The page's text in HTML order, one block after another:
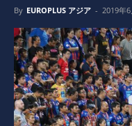
By EUROPLUS アジア - 2019年6